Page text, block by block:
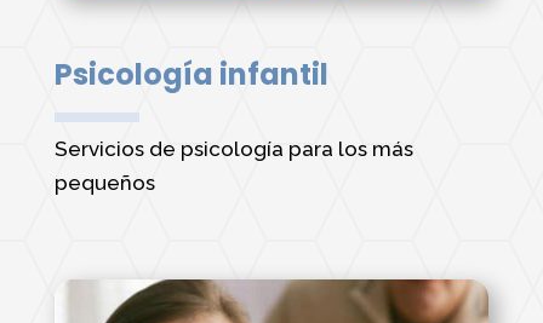
Psicología infantil
Servicios de psicología para los más
pequeños